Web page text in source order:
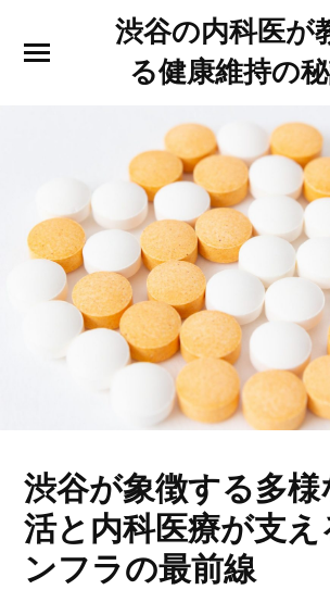
渋谷の内科医が
る健康維持の
渋谷が象徴する多
活と内科医療が支え
ンフラの最前線